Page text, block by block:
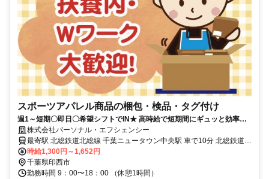
スポーツアパレル商品の梱包・検品・タグ付け
週1～短期〇即日〇希望シフトでIN★ 高時給で短期間にギュッと効率よ
く稼げる 車〇無料送迎バス〇
株式会社パーソナル・エフシェンシー
最寄駅 北総鉄道北総線 千葉ニュータウン中央駅 車で10分 北総鉄道北
総線 印西牧の原駅 車で7分 北総鉄道北総線 印旛日本医大駅 車で15分
京成本線 勝田台駅 車で20分
時給1,300円～1,652円
千葉県印西市
勤務時間 9：00〜18：00 （休憩1時間）